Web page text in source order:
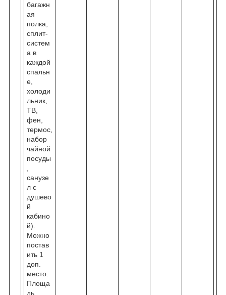
багажн
ая
полка,
сплит-
систем
а в
каждой
спальн
е,
холоди
льник,
ТВ,
фен,
термос,
набор
чайной
посуды
,
санузе
л с
душево
й
кабино
й).
Можно
постав
ить 1
доп.
место.
Площа
дь